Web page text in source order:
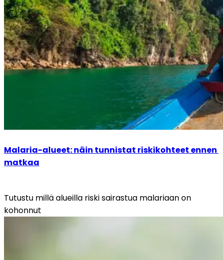
Malaria-alueet: näin tunnistat riskikohteet ennen
matkaa
Tutustu millä alueilla riski sairastua malariaan on
kohonnut